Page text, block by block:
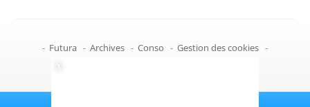
- Futura - Archives - Conso - Gestion des cookies -